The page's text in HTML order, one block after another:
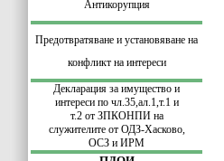
Антикорупция
Предотвратяване и установяване на
конфликт на интереси
Декларация за имущество и
интереси по чл.35,ал.1,т.1 и
т.2 от ЗПКОНПИ на
служителите от ОДЗ-Хасково,
ОСЗ и ИРМ